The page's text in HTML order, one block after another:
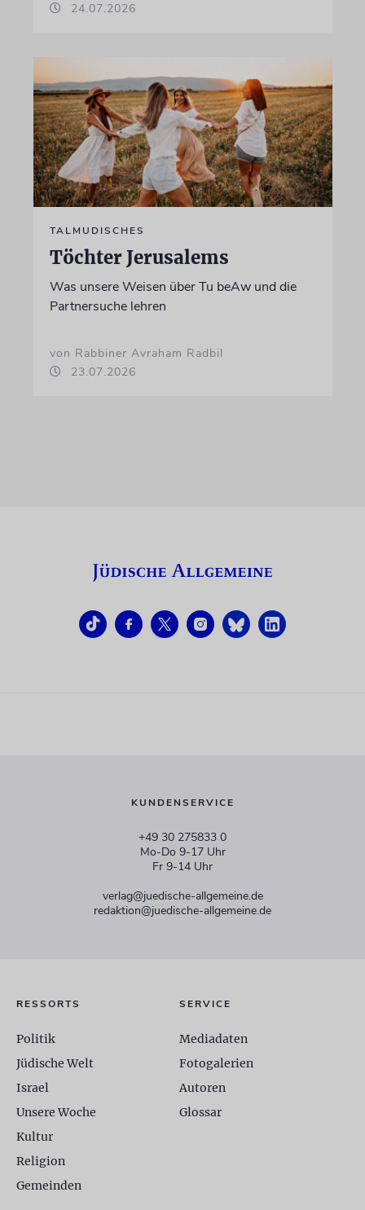
24.07.2026
TALMUDISCHES
Töchter Jerusalems
Was unsere Weisen über Tu beAw und die
Partnersuche lehren
von Rabbiner Avraham Radbil
23.07.2026
KUNDENSERVICE
+49 30 275833 0
Mo-Do 9-17 Uhr
Fr 9-14 Uhr
verlag@juedische-allgemeine.de
redaktion@juedische-allgemeine.de
RESSORTS
Politik
Jüdische Welt
Israel
Unsere Woche
Kultur
Religion
Gemeinden
SERVICE
Mediadaten
Fotogalerien
Autoren
Glossar